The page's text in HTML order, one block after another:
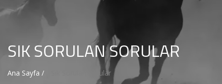
SIK SORULAN SORULAR
Ana Sayfa / Sık Sorulan Sorular